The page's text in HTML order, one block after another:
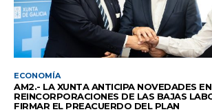
ECONOMÍA
AM2.- LA XUNTA ANTICIPA NOVEDADES
REINCORPORACIONES DE LAS BAJAS
FIRMAR EL PREACUERDO DEL PLAN